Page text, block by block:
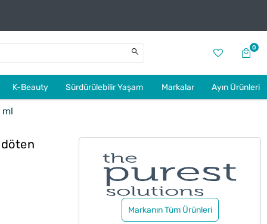
0
K-Beauty Sürdürülebilir Yaşam Markalar Ayın Ürünleri
ml
Markanın Tüm Ürünleri